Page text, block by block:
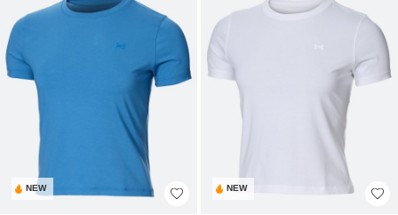
NEW NEW